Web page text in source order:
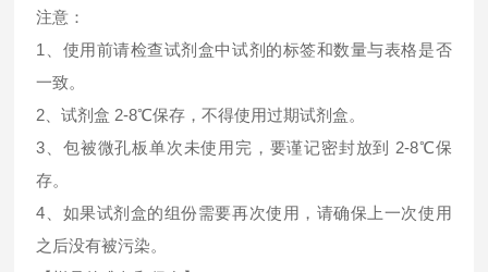
注意：
1、使用前请检查试剂盒中试剂的标签和数量与表格是否
一致。
2、试剂盒 2-8℃保存，不得使用过期试剂盒。
3、包被微孔板单次未使用完，要谨记密封放到 2-8℃保
存。
4、如果试剂盒的组份需要再次使用，请确保上一次使用
之后没有被污染。